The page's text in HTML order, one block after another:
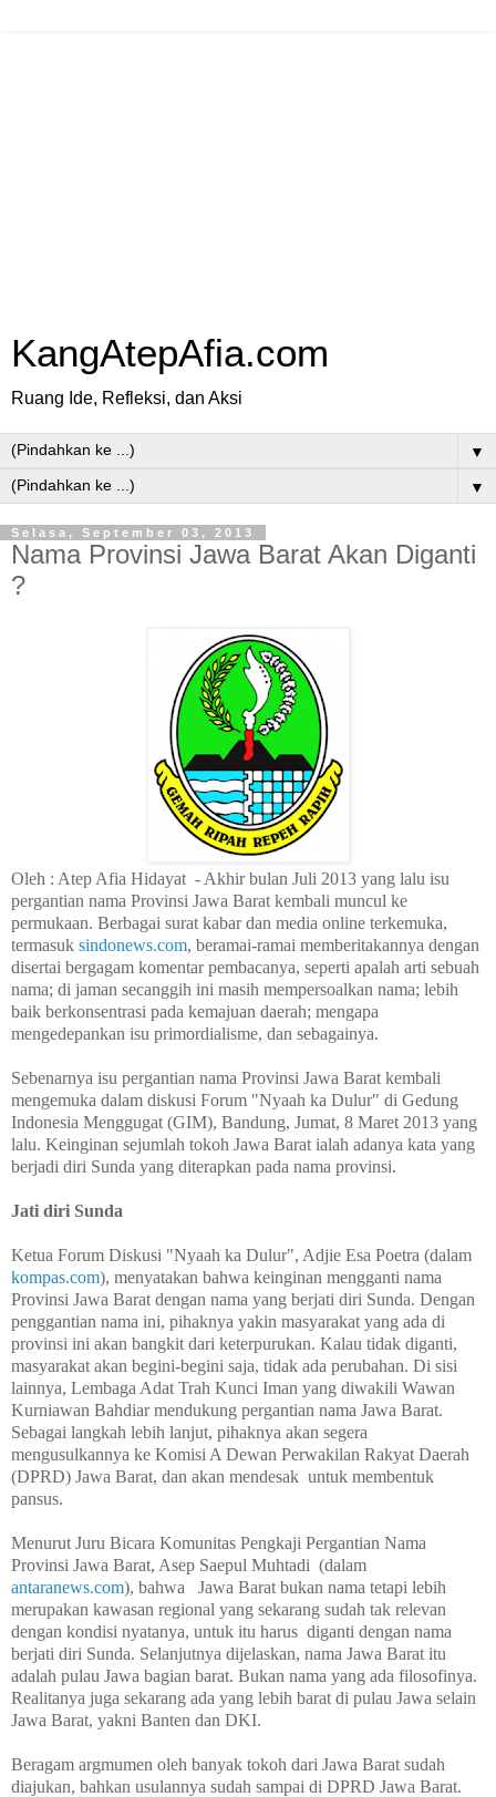
KangAtepAfia.com
Ruang Ide, Refleksi, dan Aksi
▼
▼
Selasa, September 03, 2013
Nama Provinsi Jawa Barat Akan Diganti
?
Oleh : Atep Afia Hidayat - Akhir bulan Juli 2013 yang lalu isu
pergantian nama Provinsi Jawa Barat kembali muncul ke
permukaan. Berbagai surat kabar dan media online terkemuka,
termasuk sindonews.com, beramai-ramai memberitakannya dengan
disertai bergagam komentar pembacanya, seperti apalah arti sebuah
nama; di jaman secanggih ini masih mempersoalkan nama; lebih
baik berkonsentrasi pada kemajuan daerah; mengapa
mengedepankan isu primordialisme, dan sebagainya.
Sebenarnya isu pergantian nama Provinsi Jawa Barat kembali
mengemuka dalam diskusi Forum "Nyaah ka Dulur" di Gedung
Indonesia Menggugat (GIM), Bandung, Jumat, 8 Maret 2013 yang
lalu. Keinginan sejumlah tokoh Jawa Barat ialah adanya kata yang
berjadi diri Sunda yang diterapkan pada nama provinsi.
Jati diri Sunda
Ketua Forum Diskusi "Nyaah ka Dulur", Adjie Esa Poetra (dalam
kompas.com), menyatakan bahwa keinginan mengganti nama
Provinsi Jawa Barat dengan nama yang berjati diri Sunda. Dengan
penggantian nama ini, pihaknya yakin masyarakat yang ada di
provinsi ini akan bangkit dari keterpurukan. Kalau tidak diganti,
masyarakat akan begini-begini saja, tidak ada perubahan. Di sisi
lainnya, Lembaga Adat Trah Kunci Iman yang diwakili Wawan
Kurniawan Bahdiar mendukung pergantian nama Jawa Barat.
Sebagai langkah lebih lanjut, pihaknya akan segera
mengusulkannya ke Komisi A Dewan Perwakilan Rakyat Daerah
(DPRD) Jawa Barat, dan akan mendesak untuk membentuk
pansus.
Menurut Juru Bicara Komunitas Pengkaji Pergantian Nama
Provinsi Jawa Barat, Asep Saepul Muhtadi (dalam
antaranews.com), bahwa
Jawa Barat bukan nama tetapi lebih
merupakan kawasan regional yang sekarang sudah tak relevan
dengan kondisi nyatanya, untuk itu harus diganti dengan nama
berjati diri Sunda. Selanjutnya dijelaskan, nama Jawa Barat itu
adalah pulau Jawa bagian barat. Bukan nama yang ada filosofinya.
Realitanya juga sekarang ada yang lebih barat di pulau Jawa selain
Jawa Barat, yakni Banten dan DKI.
Beragam argmumen oleh banyak tokoh dari Jawa Barat sudah
diajukan, bahkan usulannya sudah sampai di DPRD Jawa Barat.